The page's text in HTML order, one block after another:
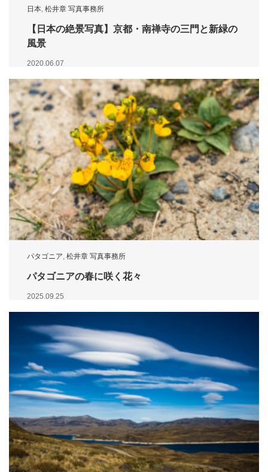
日本, 松井章 写真事務所
【日本の絶景写真】京都・南禅寺の三門と新緑の
風景
2020.06.07
パタゴニア, 松井章 写真事務所
パタゴニアの春に咲く花々
2025.09.25